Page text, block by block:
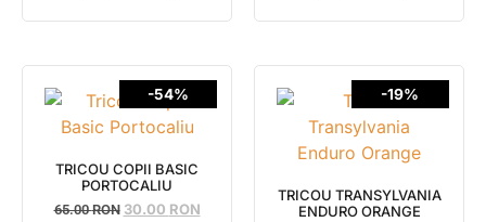
-54%
TRICOU COPII BASIC
PORTOCALIU
65.00RON 30.00 RON
-19%
TRICOU TRANSYLVANIA
ENDURO ORANGE